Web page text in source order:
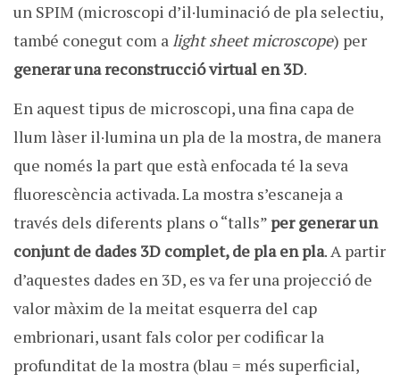
un SPIM (microscopi d’il·luminació de pla selectiu,
també conegut com a light sheet microscope) per
generar una reconstrucció virtual en 3D.
En aquest tipus de microscopi, una fina capa de
llum làser il·lumina un pla de la mostra, de manera
que només la part que està enfocada té la seva
fluorescència activada. La mostra s’escaneja a
través dels diferents plans o “talls”per generar un
conjunt de dades 3D complet, de pla en pla. A partir
d’aquestes dades en 3D, es va fer una projecció de
valor màxim de la meitat esquerra del cap
embrionari, usant fals color per codificar la
profunditat de la mostra (blau = més superficial,